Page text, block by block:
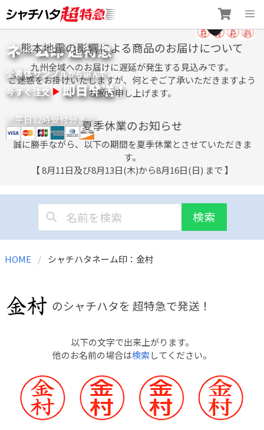
to
content
ネーム印 超特急
全書体サンプルから選んで
今すぐ注文 即日発送！
※平日12時受付分まで
熊本地震の影響による商品のお届けについて
九州全域へのお届けに遅延が発生する見込みです。
ご迷惑をお掛けいたしますが、何とぞご了承いただきますよう
お願い申し上げます。
夏季休業のお知らせ
誠に勝手ながら、以下の期間を夏季休業とさせていただきま
す。
【 8月11日及び8月13日(木)から8月16日(日) まで 】
検索
HOME シャチハタネーム印：金村
のシャチハタを 超特急で発送！
以下の文字で出来上がります。
他のお名前の場合は検索してください。